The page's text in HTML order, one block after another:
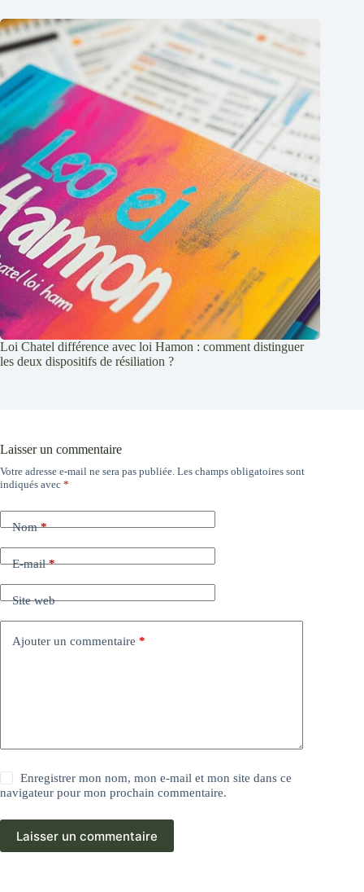
Loi Chatel différence avec loi Hamon : comment distinguer
les deux dispositifs de résiliation ?
Laisser un commentaire
Votre adresse e-mail ne sera pas publiée. Les champs obligatoires sont
indiqués avec *
Nom*
E-mail*
Site web
Ajouter un commentaire *
Enregistrer mon nom, mon e-mail et mon site dans ce
navigateur pour mon prochain commentaire.
Laisser un commentaire